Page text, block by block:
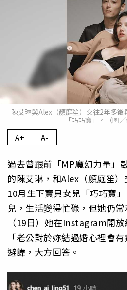
陳艾琳與Alex（顏庭笙）交往2年多
「巧巧寶」。（圖／
A+ A-
過去曾跟前「MP魔幻力量」
的陳艾琳，和Alex（顏庭笙）
10月生下寶貝女兒「巧巧寶
兒，生活變得忙碌，但她仍
（19日）她在Instagram開
「老公對於妳結過婚心裡會
避諱，大方回答。